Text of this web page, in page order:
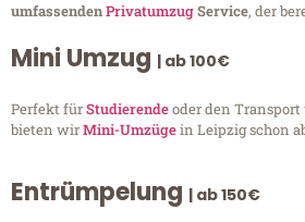
umfassendenPrivatumzugService, der
Mini Umzug | ab 100€
Perfekt fürStudierendeoder den
bieten wirMini-Umzügein Leipzig schon
Entrümpelung | ab 150€